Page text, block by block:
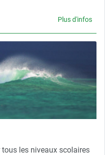
Plus d'infos
les niveaux scolaires